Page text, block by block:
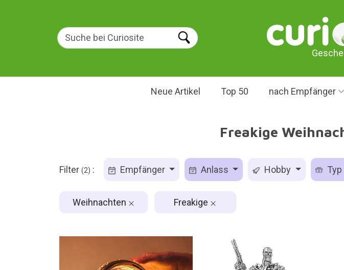
Neue Artikel Top 50 nach Empfänger
Freakige
Filter (2) : Empfänger Anlass Hobby Typ
Weihnachten Freakige